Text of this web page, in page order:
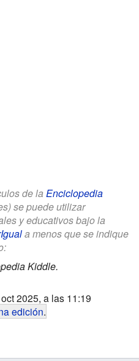
de la Enciclopedia
se puede utilizar
y educativos bajo la
a menos que se indique
Kiddle.
2025, a las 11:19
edición.